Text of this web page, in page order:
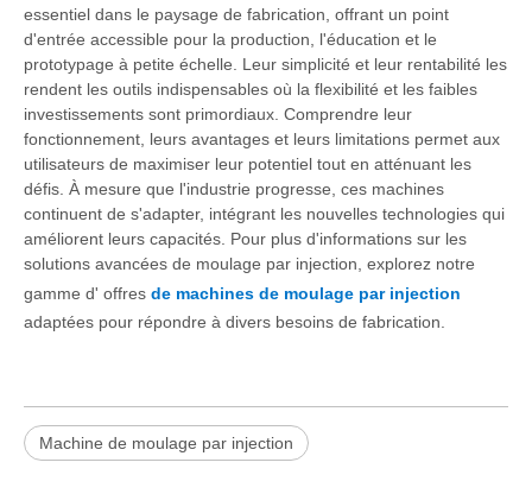
essentiel dans le paysage de fabrication, offrant un point
d'entrée accessible pour la production, l'éducation et le
prototypage à petite échelle. Leur simplicité et leur rentabilité les
rendent les outils indispensables où la flexibilité et les faibles
investissements sont primordiaux. Comprendre leur
fonctionnement, leurs avantages et leurs limitations permet aux
utilisateurs de maximiser leur potentiel tout en atténuant les
défis. À mesure que l'industrie progresse, ces machines
continuent de s'adapter, intégrant les nouvelles technologies qui
améliorent leurs capacités. Pour plus d'informations sur les
solutions avancées de moulage par injection, explorez notre
gamme d' offres de machines de moulage par injection
adaptées pour répondre à divers besoins de fabrication.
Machine de moulage par injection